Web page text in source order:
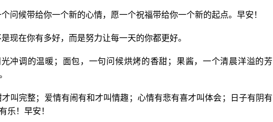
问候带给你一个新的心情，愿一个祝福带给你一个新的起点。早安！
现在你有多好，而是努力让每一天的你都更好。
光冲调的温暖；面包，一句问候烘烤的香甜；果酱，一个清晨洋溢的芳
才叫完整；爱情有闹有和才叫情趣；心情有悲有喜才叫体会；日子有阴有
乐！早安！